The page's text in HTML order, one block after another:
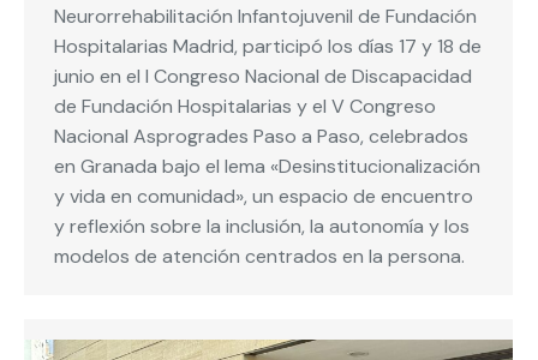
Neurorrehabilitación Infantojuvenil de Fundación
Hospitalarias Madrid, participó los días 17 y 18 de
junio en el I Congreso Nacional de Discapacidad
de Fundación Hospitalarias y el V Congreso
Nacional Asprogrades Paso a Paso, celebrados
en Granada bajo el lema «Desinstitucionalización
y vida en comunidad», un espacio de encuentro
y reflexión sobre la inclusión, la autonomía y los
modelos de atención centrados en la persona.